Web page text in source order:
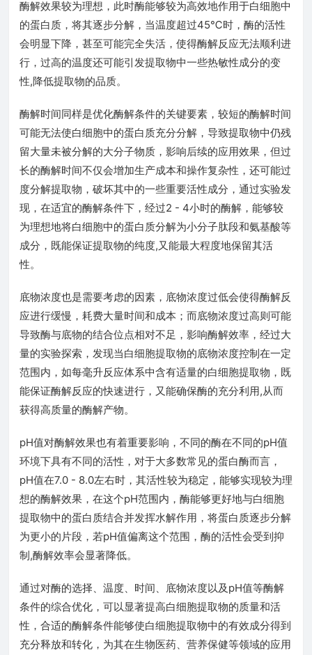
酶解效果较为理想，此时酶能够较为高效地作用于白细胞中
的蛋白质，将其逐步分解，当温度超过45℃时，酶的活性
会明显下降，甚至可能完全失活，使得酶解反应无法顺利进
行，过高的温度还可能引发提取物中一些热敏性成分的变
性,降低提取物的品质。
酶解时间同样是优化酶解条件的关键要素，较短的酶解时间
可能无法使白细胞中的蛋白质充分分解，导致提取物中仍残
留大量未被分解的大分子物质，影响后续的应用效果，但过
长的酶解时间不仅会增加生产成本和操作复杂性，还可能过
度分解提取物，破坏其中的一些重要活性成分，通过实验发
现，在适宜的酶解条件下，经过2 - 4小时的酶解，能够较
为理想地将白细胞中的蛋白质分解为小分子肽段和氨基酸等
成分，既能保证提取物的纯度,又能最大程度地保留其活
性。
底物浓度也是需要考虑的因素，底物浓度过低会使得酶解反
应进行缓慢，耗费大量时间和成本；而底物浓度过高则可能
导致酶与底物的结合位点相对不足，影响酶解效率，经过大
量的实验探索，发现当白细胞提取物的底物浓度控制在一定
范围内，如每毫升反应体系中含有适量的白细胞提取物，既
能保证酶解反应的快速进行，又能确保酶的充分利用,从而
获得高质量的酶解产物。
pH值对酶解效果也有着重要影响，不同的酶在不同的pH值
环境下具有不同的活性，对于大多数常见的蛋白酶而言，
pH值在7.0 - 8.0左右时，其活性较为稳定，能够实现较为理
想的酶解效果，在这个pH范围内，酶能够更好地与白细胞
提取物中的蛋白质结合并发挥水解作用，将蛋白质逐步分解
为更小的片段，若pH值偏离这个范围，酶的活性会受到抑
制,酶解效率会显著降低。
通过对酶的选择、温度、时间、底物浓度以及pH值等酶解
条件的综合优化，可以显著提高白细胞提取物的质量和活
性，合适的酶解条件能够使白细胞提取物中的有效成分得到
充分释放和转化，为其在生物医药、营养保健等领域的应用